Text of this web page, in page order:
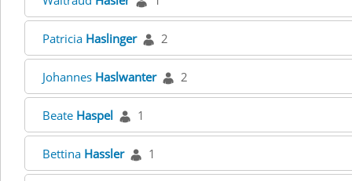
Patricia Haslinger 2
Johannes Haslwanter 2
Beate Haspel 1
Bettina Hassler 1